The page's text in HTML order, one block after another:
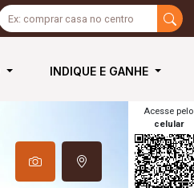
INDIQUE E GANHE
Acesse pelo
celular